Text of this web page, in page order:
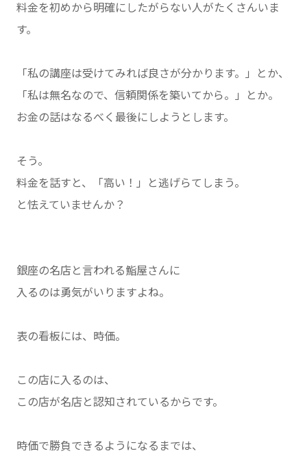
料金を初めから明確にしたがらない人がたくさんいま
す。
「私の講座は受けてみれば良さが分かります。」とか、
「私は無名なので、信頼関係を築いてから。」とか。
お金の話はなるべく最後にしようとします。
そう。
料金を話すと、「高い！」と逃げらてしまう。
と怯えていませんか？
銀座の名店と言われる鮨屋さんに
入るのは勇気がいりますよね。
表の看板には、時価。
この店に入るのは、
この店が名店と認知されているからです。
時価で勝負できるようになるまでは、